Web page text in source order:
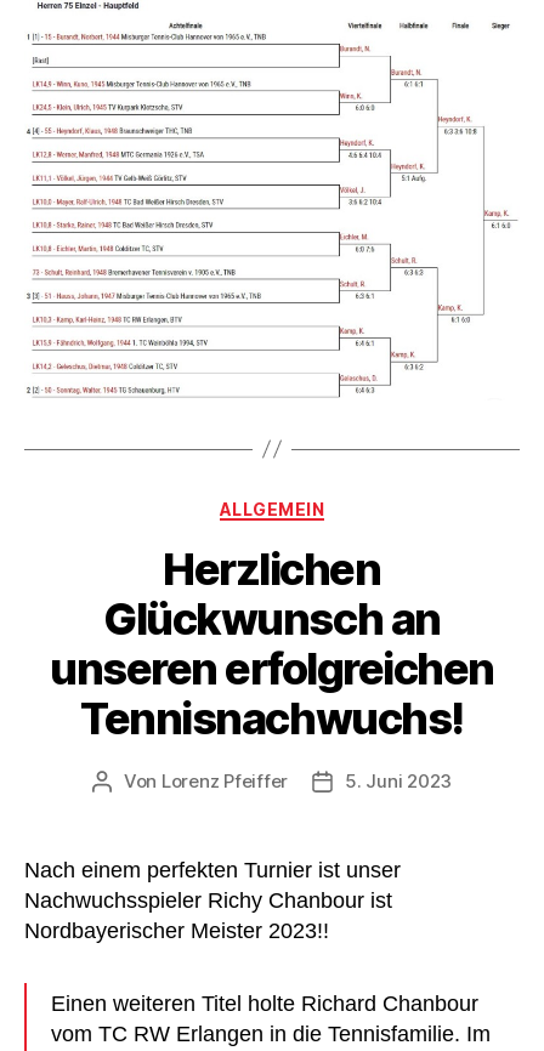
Kategorien
ALLGEMEIN
Herzlichen
Glückwunsch an
unseren erfolgreichen
Tennisnachwuchs!
Beitragsautor
Von Lorenz Pfeiffer Veröffentlichungsdatum
5. Juni 2023
Nach einem perfekten Turnier ist unser
Nachwuchsspieler Richy Chanbour ist
Nordbayerischer Meister 2023!!
Einen weiteren Titel holte Richard Chanbour
vom TC RW Erlangen in die Tennisfamilie. Im